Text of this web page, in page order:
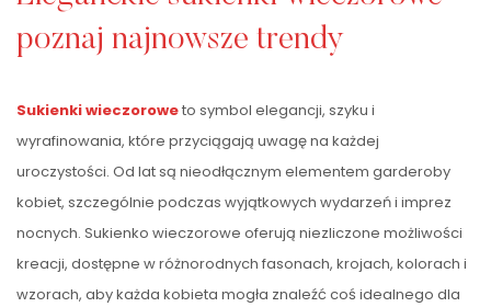
poznaj najnowsze trendy
Sukienki wieczoroweto symbol elegancji, szyku i
wyrafinowania, które przyciągają uwagę na każdej
uroczystości. Od lat są nieodłącznym elementem garderoby
kobiet, szczególnie podczas wyjątkowych wydarzeń i imprez
nocnych. Sukienko wieczorowe oferują niezliczone możliwości
kreacji, dostępne w różnorodnych fasonach, krojach, kolorach i
wzorach, aby każda kobieta mogła znaleźć coś idealnego dla